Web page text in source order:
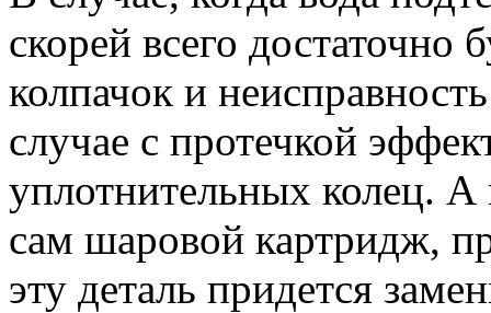
скорей всего достаточно
колпачок и
случае с протечкой
уплотнительных колец. А
сам шаровой картридж,
эту деталь придется